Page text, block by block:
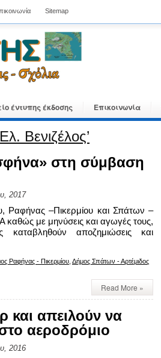
Sitemap
έντυπης έκδοσης Επικοινωνία
Βενιζέλος’
στη σύμβαση
2017
Ραφήνας –Πικερμίου και Σπάτων –
καθώς με μηνύσεις και αγωγές τους,
αποζημιώσεις και
Ραφήνας - Πικερμίου Δήμος Σπάτων - Αρτέμιδος
Read More »
και απειλούν να
αεροδρόμιο
2016